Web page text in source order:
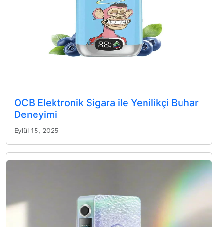
OCB Elektronik Sigara ile Yenilikçi Buhar
Deneyimi
Eylül 15, 2025